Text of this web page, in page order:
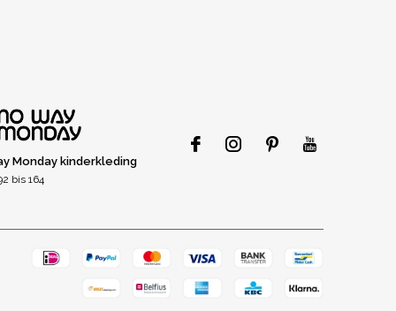
Monday kinderkleding
bis 164